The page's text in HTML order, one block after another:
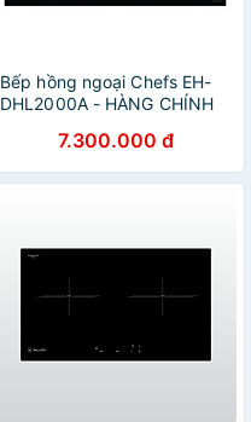
Bếp hồng ngoại Chefs EH-
DHL2000A - HÀNG CHÍNH
7.300.000 đ